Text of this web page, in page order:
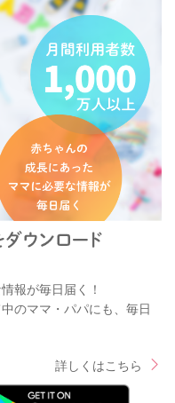
報が毎日届く！
のママ・パパにも、毎日
詳しくはこちら